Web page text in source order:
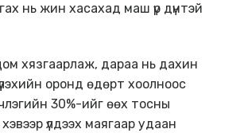
нь жин хасахад маш үр дүнтэй
хязгаарлаж, дараа нь дахин
оронд өдөрт хоолноос
30%-ийг өөх тосны
үлдээх маягаар удаан